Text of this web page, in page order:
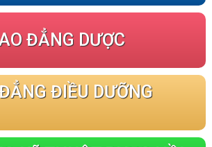
ĐẲNG DƯỢC
ĐIỀU DƯỠNG